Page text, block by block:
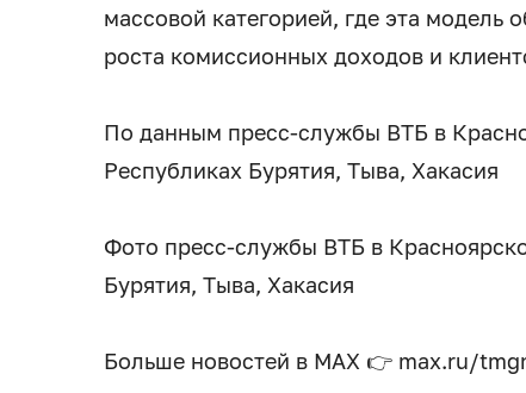
массовой категорией, где эта модель
роста комиссионных доходов и
По данным пресс-службы ВТБ в
Республиках Бурятия, Тыва, Хакасия
Фото пресс-службы ВТБ в
Бурятия, Тыва, Хакасия
Больше новостей в МАХ 👉 max.ru/